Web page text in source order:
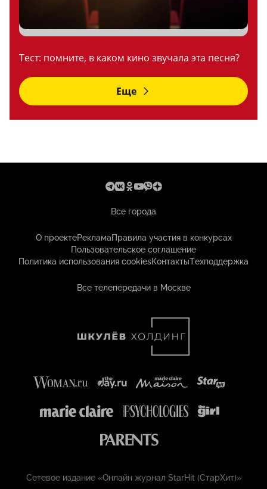
Тест: помните, в каком кино звучала эта песня?
Еще
Все города
О проектеРекламаПравила участия в конкурсах
Пользовательское соглашение
Политика использования cookiesКонтактыТехподдержка
Все телепередачи в Москве
Сетевое издание «Онлайн журнал StarHit (СтарХит)»